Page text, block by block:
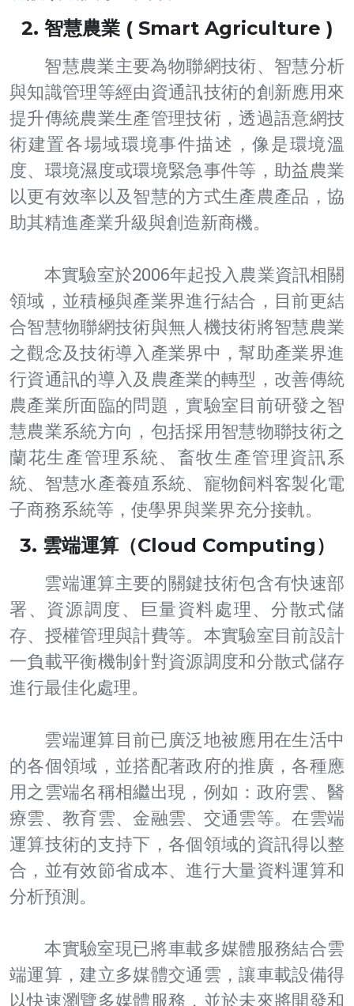
2. 智慧農業 ( Smart Agriculture )
智慧農業主要為物聯網技術、智慧分析
與知識管理等經由資通訊技術的創新應用來
提升傳統農業生產管理技術，透過語意網技
術建置各場域環境事件描述，像是環境溫
度、環境濕度或環境緊急事件等，助益農業
以更有效率以及智慧的方式生產農產品，協
助其精進產業升級與創造新商機。
本實驗室於2006年起投入農業資訊相關
領域，並積極與產業界進行結合，目前更結
合智慧物聯網技術與無人機技術將智慧農業
之觀念及技術導入產業界中，幫助產業界進
行資通訊的導入及農產業的轉型，改善傳統
農產業所面臨的問題，實驗室目前研發之智
慧農業系統方向，包括採用智慧物聯技術之
蘭花生產管理系統、畜牧生產管理資訊系
統、智慧水產養殖系統、寵物飼料客製化電
子商務系統等，使學界與業界充分接軌。
3. 雲端運算（Cloud Computing）
雲端運算主要的關鍵技術包含有快速部
署、資源調度、巨量資料處理、分散式儲
存、授權管理與計費等。本實驗室目前設計
一負載平衡機制針對資源調度和分散式儲存
進行最佳化處理。
雲端運算目前已廣泛地被應用在生活中
的各個領域，並搭配著政府的推廣，各種應
用之雲端名稱相繼出現，例如：政府雲、醫
療雲、教育雲、金融雲、交通雲等。在雲端
運算技術的支持下，各個領域的資訊得以整
合，並有效節省成本、進行大量資料運算和
分析預測。
本實驗室現已將車載多媒體服務結合雲
端運算，建立多媒體交通雲，讓車載設備得
以快速瀏覽多媒體服務，並於未來將開發和